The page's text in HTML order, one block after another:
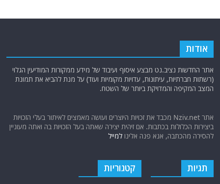
אודות
אתר החדשות נציב.נט מבצע איסוף ועיבוד של מידע ממקורות המודיעין הגלוי
(רשתות חברתיות, עיתונות, עדויות מקומיות ועוד) על מנת להביא את תמונת
המצב המקיפה והמדויקת ביותר של השטח.
אתר Nziv.net מכבד את זכויות היוצרים ועושה מאמצים לאיתור בעלי הזכויות
ביצירות הכלולות בכתבות. אם זיהית יצירה שאתה בעל הזכויות בה ואתה מעוניין
להסירה מהכתבה, אנא פנה אלינולמייל
תגיות קטגוריות